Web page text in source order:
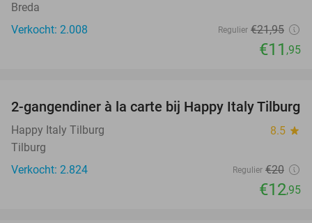
Breda
Verkocht: 2.008
Regulier €21,95
€11 ,95
35%
2-gangendiner à la carte bij Happy Italy Tilburg
Happy Italy Tilburg 8.5 star
Tilburg
Verkocht: 2.824
Regulier €20
€12,95